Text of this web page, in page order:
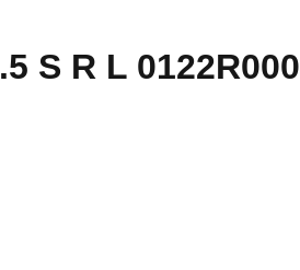
S R L 0122R000